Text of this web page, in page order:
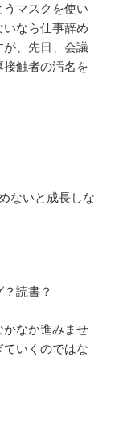
マスクを使い
なら仕事辞め
が、先日、会議
触者の汚名を
ないと成長しな
読書？
なか進みませ
いくのではな